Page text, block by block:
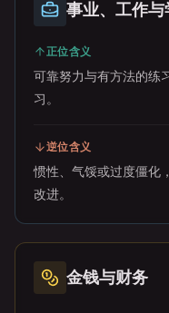
事业、工作与
正位含义
可靠努力与有方法的练
习。
逆位含义
惯性、气馁或过度僵化
改进。
金钱与财务